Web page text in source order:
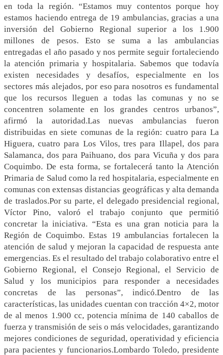
en toda la región. “Estamos muy contentos porque hoy
estamos haciendo entrega de 19 ambulancias, gracias a una
inversión del Gobierno Regional superior a los 1.900
millones de pesos. Esto se suma a las ambulancias
entregadas el año pasado y nos permite seguir fortaleciendo
la atención primaria y hospitalaria. Sabemos que todavía
existen necesidades y desafíos, especialmente en los
sectores más alejados, por eso para nosotros es fundamental
que los recursos lleguen a todas las comunas y no se
concentren solamente en los grandes centros urbanos”,
afirmó la autoridad.Las nuevas ambulancias fueron
distribuidas en siete comunas de la región: cuatro para La
Higuera, cuatro para Los Vilos, tres para Illapel, dos para
Salamanca, dos para Paihuano, dos para Vicuña y dos para
Coquimbo. De esta forma, se fortalecerá tanto la Atención
Primaria de Salud como la red hospitalaria, especialmente en
comunas con extensas distancias geográficas y alta demanda
de traslados.Por su parte, el delegado presidencial regional,
Víctor Pino, valoró el trabajo conjunto que permitió
concretar la iniciativa. “Esta es una gran noticia para la
Región de Coquimbo. Estas 19 ambulancias fortalecen la
atención de salud y mejoran la capacidad de respuesta ante
emergencias. Es el resultado del trabajo colaborativo entre el
Gobierno Regional, el Consejo Regional, el Servicio de
Salud y los municipios para responder a necesidades
concretas de las personas”, indicó.Dentro de las
características, las unidades cuentan con tracción 4×2, motor
de al menos 1.900 cc, potencia mínima de 140 caballos de
fuerza y transmisión de seis o más velocidades, garantizando
mejores condiciones de seguridad, operatividad y eficiencia
para pacientes y funcionarios.Lombardo Toledo, presidente